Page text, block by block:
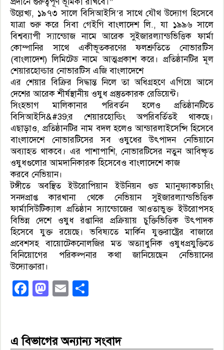
উল্লেখ্য, ১৯৭৩ সালে বিসিআইসি’র সাথে যৌথ উদ্যোগ হিসেবে
যাত্রা শুরু করে সিবা গেইগি বাংলাদেশ লি., যা ১৯৯৬ সালে
বিশ্বব্যাপী স্যান্ডোজ নামে আরেক সুইজারল্যান্ডভিত্তিক ফার্মা
কোম্পানির সাথে একীভূতকরণের ফলশ্রুতিতে নোভারটিস
(বাংলাদেশ) লিমিটেড নামে আত্মপ্রকাশ করে। প্রতিষ্ঠানটির মূল
শেয়ারহোল্ডার নোভারটিস এজি বাংলাদেশে
এর শেয়ার বিক্রির সিদ্ধান্ত নিলে তা অধিগ্রহণে এগিয়ে আসে
দেশের আরেক শীর্ষস্থানীয় ওষুধ প্রস্তুতকারক রেডিয়েন্ট।
সিংহভাগ মালিকানার পরিবর্তন হলেও প্রতিষ্ঠানটিতে
বিসিআইসি&#39;র শেয়ারহোল্ডিং অপরিবর্তিতই থাকছে।
এছাড়াও, প্রতিষ্ঠানটির নাম বদল হলেও আন্ডারলাইসেন্সি হিসেবে
বাংলাদেশে নোভারটিসের সব ওষুধের উৎপাদন নেভিয়ানে
অব্যাহত থাকবে। এর পাশাপাশি, নোভারটিসের নতুন আবিষ্কৃত
ওষুধগুলোর আমদানিকারক হিসেবেও বাংলাদেশে কাজ
করবে নেভিয়ান।
টঙ্গীতে অবস্থিত ইউরোপিয়ান ইউনিয়ন গুড ম‍্যানুফ‍্যাকচারিং
সনদপ্রাপ্ত কারখানা থেকে নেভিয়ান সুইজারল্যান্ডভিত্তিক
ফার্মাসিউটিক্যাল প্রতিষ্ঠান স‍্যান্ডোজের আওতাভুক্ত ইউরোপসহ
বিভিন্ন দেশে ওষুধ রপ্তানির প্রক্রিয়ায় চুক্তিভিত্তিক উৎপাদক
হিসেবে যুক্ত রয়েছে। ভবিষ‍্যতে মার্কিন যুক্তরাষ্ট্রের বাজারে
প্রবেশসহ বায়োটেকনোলজির মত অত্যাধুনিক ওষুধপ্রযুক্তিতে
বিনিয়োগের পরিকল্পনার কথা জানিয়েছেন নেভিয়ানের
উদ‍্যোক্তারা।
Facebook
Mastodon
Email
এ বিভাগের অন্যান্য সংবাদ